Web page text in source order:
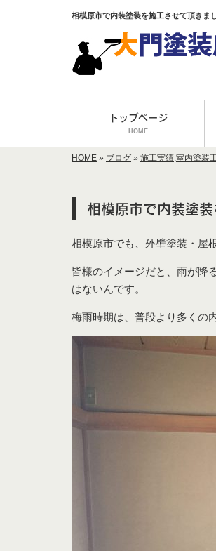
相模原市で内装塗装を施工させて頂きま
トップページ
HOME
HOME » ブログ » 施工実績,室内塗装
相模原市で内装塗装
相模原市でも、外壁塗装・屋
皆様のイメージだと、雨が降
はないんです。
梅雨時期は、普段より多くの